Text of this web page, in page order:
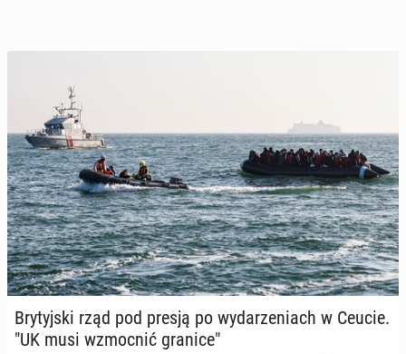
Bry­tyj­ski rząd pod presją po wy­da­rze­niach w Ceucie.
"UK musi wzmoc­nić granice"